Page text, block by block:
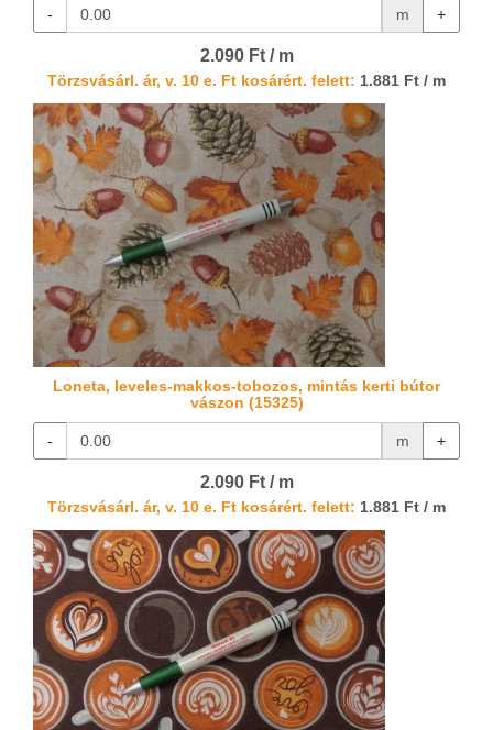
- m +
2.090 Ft / m
Törzsvásárl. ár, v. 10 e. Ft kosárért. felett: 1.881 Ft / m
Loneta, leveles-makkos-tobozos, mintás kerti bútor
vászon (15325)
- m +
2.090 Ft / m
Törzsvásárl. ár, v. 10 e. Ft kosárért. felett: 1.881 Ft / m